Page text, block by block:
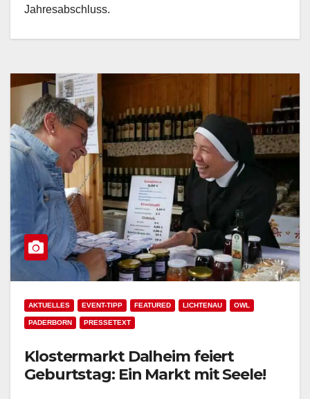
Jahresabschluss.
AKTUELLES EVENT-TIPP FEATURED LICHTENAU OWL
PADERBORN PRESSETEXT
Klostermarkt Dalheim feiert
Geburtstag: Ein Markt mit Seele!